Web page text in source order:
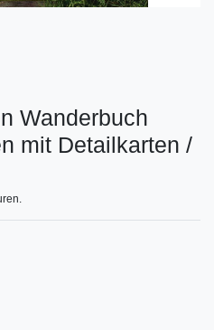
Wanderbuch
mit Detailkarten /